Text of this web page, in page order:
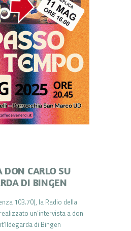
DON CARLO SU
DI BINGEN
103.70), la Radio della
un’intervista a don
di Bingen